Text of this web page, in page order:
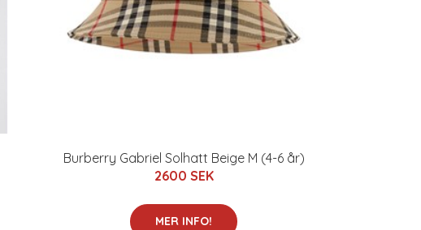
Burberry Gabriel Solhatt Beige M (4-6 år)
2600 SEK
MER INFO!